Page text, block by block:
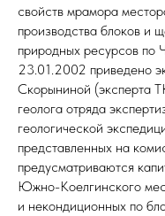
свойств мрамора
производства блоков и
природных ресурсов по
23.01.2002 приведено
Скорыниной (эксперта
геолога отряда
геологической
представленных на
предусматриваются
Южно-Коелгинского
и некондиционных по